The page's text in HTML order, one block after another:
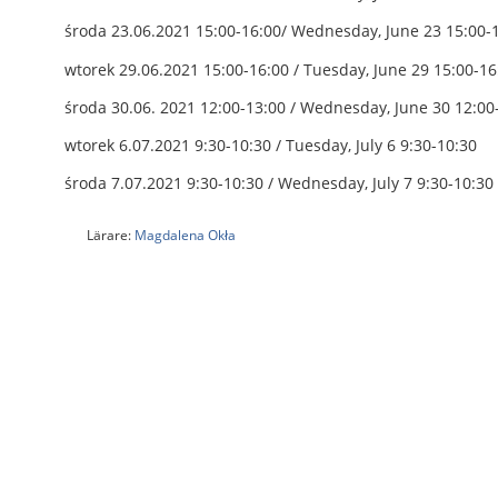
środa 23.06.2021 15:00-16:00/ Wednesday, June 23 15:00-
wtorek 29.06.2021 15:00-16:00 / Tuesday, June 29 15:00-
środa 30.06. 2021 12:00-13:00 / Wednesday, June 30
wtorek 6.07.2021 9:30-10:30 / Tuesday, July 6 9:30-10:30
środa 7.07.2021 9:30-10:30 / Wednesday, July 7 9:30-10:30
Lärare: Magdalena Okła